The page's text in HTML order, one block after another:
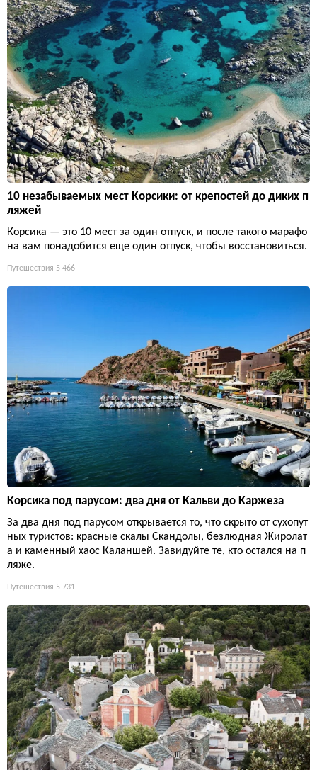
10 незабываемых мест Корсики: от крепостей до диких п
ляжей
Корсика — это 10 мест за один отпуск, и после такого марафо
на вам понадобится еще один отпуск, чтобы восстановиться.
Путешествия 5 466
Корсика под парусом: два дня от Кальви до Каржеза
За два дня под парусом открывается то, что скрыто от сухопут
ных туристов: красные скалы Скандолы, безлюдная Жиролат
а и каменный хаос Каланшей. Завидуйте те, кто остался на п
ляже.
Путешествия 5 731